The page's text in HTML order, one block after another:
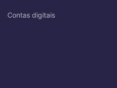
Contas digitais